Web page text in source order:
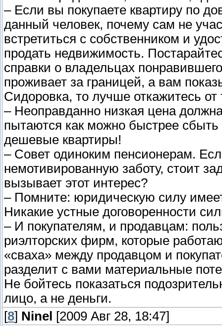
– Если вы покупаете квартиру по
данный человек, почему сам не
встретиться с собственником и
продать недвижимость.
справки о владельцах
проживает за границей, а вам
Сидоровка, то лучше откажитесь от
– Неоправданно низкая цена
пытаются как можно быстрее сбыть
дешевые квартиры!
– Совет одиноким пенсионерам.
немотивированную заботу, стоит
вызывает этот интерес?
– Помните: юридическую силу
Никакие устные договоренности
– И покупателям, и продавцам:
риэлторских фирм, которые
«сваха» между продавцом и
разделит с вами материальные
Не бойтесь показаться
лицо, а не деньги.
[8] Ninel
[2009 Авг 28, 18:47]